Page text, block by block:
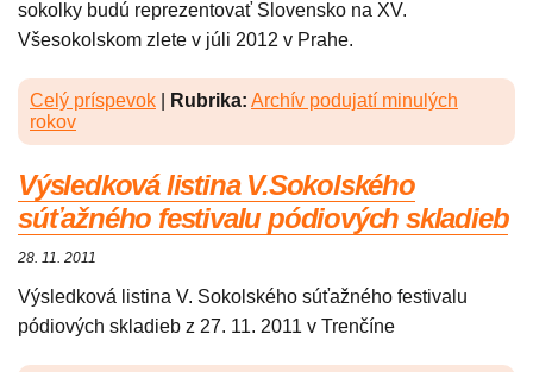
sokolky budú reprezentovať Slovensko na XV.
Všesokolskom zlete v júli 2012 v Prahe.
Celý príspevok Rubrika: Archív podujatí minulých
rokov
Výsledková listina V.Sokolského
súťažného festivalu pódiových skladieb
28. 11. 2011
Výsledková listina V. Sokolského súťažného festivalu
pódiových skladieb z 27. 11. 2011 v Trenčíne